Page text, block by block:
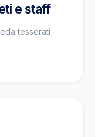
e staff
tesserati